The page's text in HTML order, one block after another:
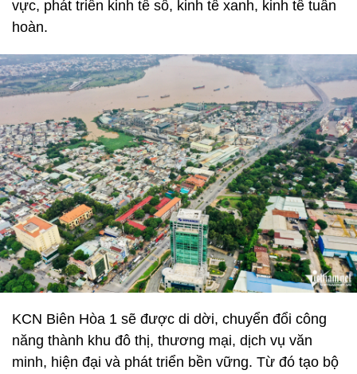
vực, phát triển kinh tế số, kinh tế xanh, kinh tế tuần
hoàn.
KCN Biên Hòa 1 sẽ được di dời, chuyển đổi công
năng thành khu đô thị, thương mại, dịch vụ văn
minh, hiện đại và phát triển bền vững. Từ đó tạo bộ